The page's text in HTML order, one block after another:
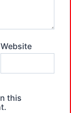
Website
this